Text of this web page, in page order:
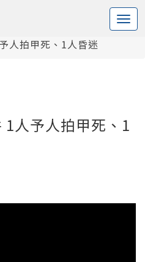
人拍甲死、1人昏迷
人予人拍甲死、1